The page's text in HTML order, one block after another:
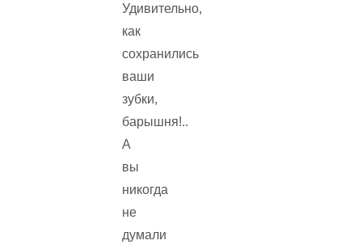
Удивительно,
как
сохранились
ваши
зубки,
барышня!..
А
вы
никогда
не
думали